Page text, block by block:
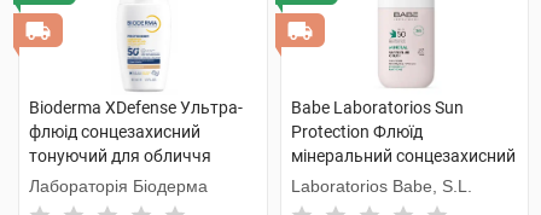
Bioderma XDefense Ультра-
флюід сонцезахисний
тонуючий для обличчя
SPF50+ тон 02 40 мл 1
флакон
Лабораторія Біодерма
Babe Laboratorios Sun
Protection Флюїд
мінеральний сонцезахисний
з фізичними фільтрами з
тонуючим ефектом з SPF50
Laboratorios Babe, S.L.